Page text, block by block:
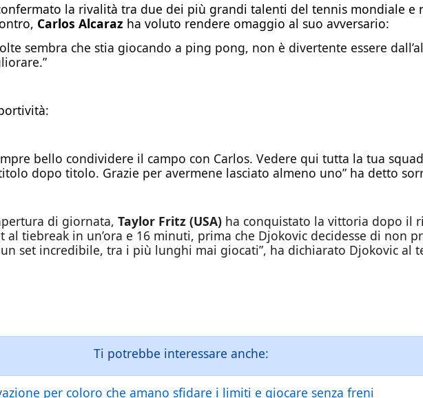
la rivalità tra due dei più grandi talenti del tennis mondiale e
Carlos Alcaraz ha voluto rendere omaggio al suo avversario:
sembra che stia giocando a ping pong, non è divertente essere
bello condividere il campo con Carlos. Vedere qui tutta la tua
dopo titolo. Grazie per avermene lasciato almeno uno” ha detto
di giornata, Taylor Fritz (USA)ha conquistato la vittoria dopo il
tiebreak in un’ora e 16 minuti, prima che Djokovic decidesse di non
set incredibile, tra i più lunghi mai giocati”, ha dichiarato Djokovic al
Ti potrebbe interessare anche:
per coloro che amano sfidare i limiti e giocare senza freni